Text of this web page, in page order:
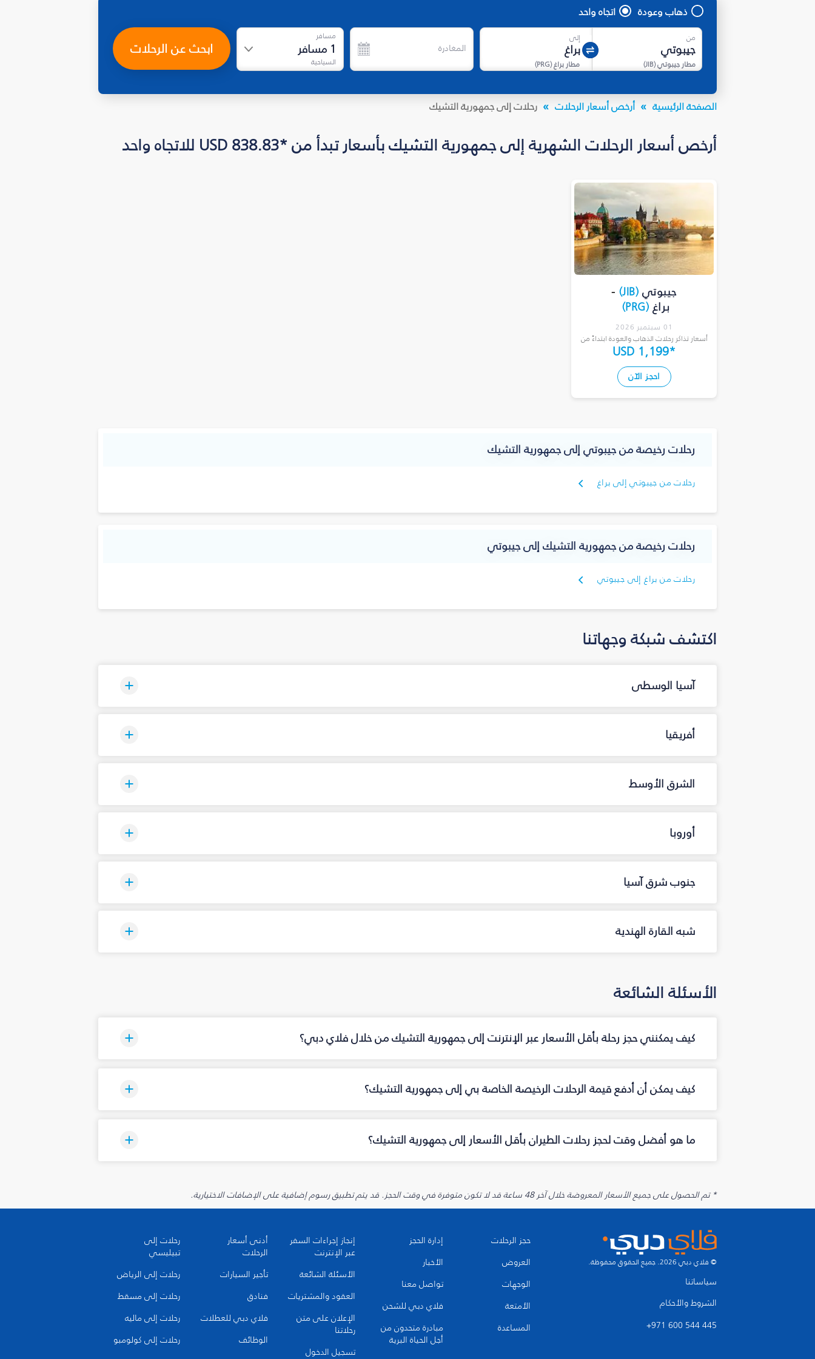
ذهاب وعودة اتجاه واحد
من
مطار جيبوتي(
JIB
)
إلى
مطار براغ(
PRG
)
المغادرة
مسافر
1 مسافر
السياحية
ابحث عن الرحلات
الصفحة الرئيسية أرخص أسعار الرحلات رحلات إلى جمهورية التشيك
أرخص أسعار الرحلات الشهرية إلى جمهورية التشيك بأسعار تبدأ من *USD 838.83 للاتجاه واحد
جيبوتي (
JIB
)
-
براغ (
PRG
)
01 سبتمبر 2026
أسعار تذاكر رحلات الذهاب والعودة ابتداءً من
USD 1,199*
احجز الآن
رحلات رخيصة من جيبوتي إلى جمهورية التشيك
رحلات من جيبوتي إلى براغ
رحلات رخيصة من جمهورية التشيك إلى جيبوتي
رحلات من براغ إلى جيبوتي
اكتشف شبكة وجهاتنا
آسيا الوسطى
أفريقيا
الشرق الأوسط
أوروبا
جنوب شرق آسيا
شبه القارة الهندية
الأسئلة الشائعة
كيف يمكنني حجز رحلة بأقل الأسعار عبر الإنترنت إلى جمهورية التشيك من خلال فلاي دبي؟
كيف يمكن أن أدفع قيمة الرحلات الرخيصة الخاصة بي إلى جمهورية التشيك؟
ما هو أفضل وقت لحجز رحلات الطيران بأقل الأسعار إلى جمهورية التشيك؟
* تم الحصول على جميع الأسعار المعروضة خلال آخر 48 ساعة قد لا تكون متوفرة في وقت الحجز. قد يتم تطبيق رسوم إضافية على الإضافات الاختيارية.
© فلاي دبي 2026. جميع الحقوق محفوظة.
سياساتنا
الشروط والأحكام
+971 600 544 445
حجز الرحلات
العروض
الوجهات
الأمتعة
المساعدة
إدارة الحجز
الأخبار
تواصل معنا
فلاي دبي للشحن
مبادرة متحدون من
أجل الحياة البرية
إنجاز إجراءات السفر
عبر الإنترنت
الأسئلة الشائعة
العقود والمشتريات
الإعلان على متن
رحلاتنا
تسجيل الدخول
أدنى أسعار
الرحلات
تأجير السيارات
فنادق
فلاي دبي للعطلات
الوظائف
رحلات إلى
تبيليسي
رحلات إلى الرياض
رحلات إلى مسقط
رحلات إلى ماليه
رحلات إلى كولومبو